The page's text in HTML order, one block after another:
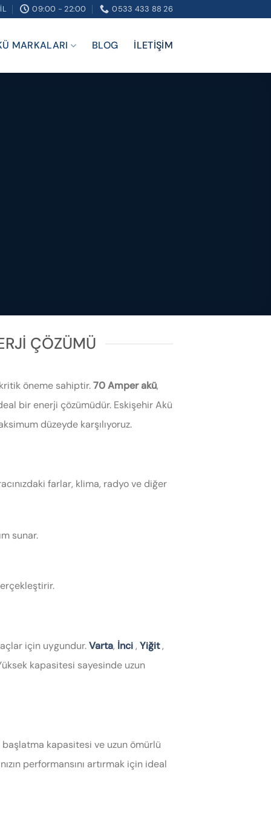
09:00 - 22:00 0533 433 88 26
MARKALARI BLOG İLETIŞIM
ÇÖZÜMÜ
öneme sahiptir.70 Amper akü,
bir enerji çözümüdür. Eskişehir Akü
düzeyde karşılıyoruz.
farlar, klima, radyo ve diğer
sunar.
için uygundur.Varta, İnci, Yiğit,
kapasitesi sayesinde uzun
başlatma kapasitesi ve uzun ömürlü
performansını artırmak için ideal